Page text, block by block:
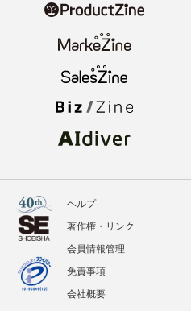
ヘルプ
著作権・リンク
会員情報管理
免責事項
会社概要